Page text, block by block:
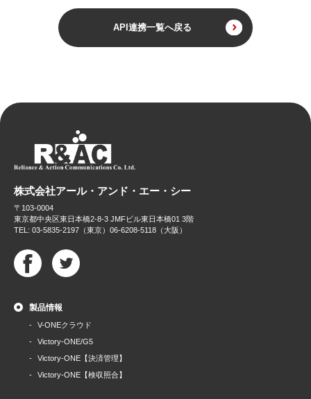
API連携一覧へ戻る
株式会社アール・アンド・エー・シー
〒103-0004
東京都中央区東日本橋2-8-3 JMFビル東日本橋01 3階
TEL: 03-5835-2197（東京）06-6208-5118（大阪）
製品情報
V-ONEクラウド
Victory-ONE/G5
Victory-ONE【決済管理】
Victory-ONE【検収照合】